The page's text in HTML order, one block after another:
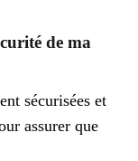
de ma
sécurisées et
assurer que